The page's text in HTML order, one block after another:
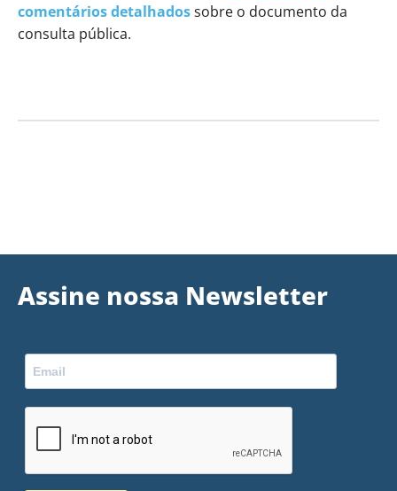
comentários detalhadossobre o documento da
consulta pública.
Assine nossa Newsletter